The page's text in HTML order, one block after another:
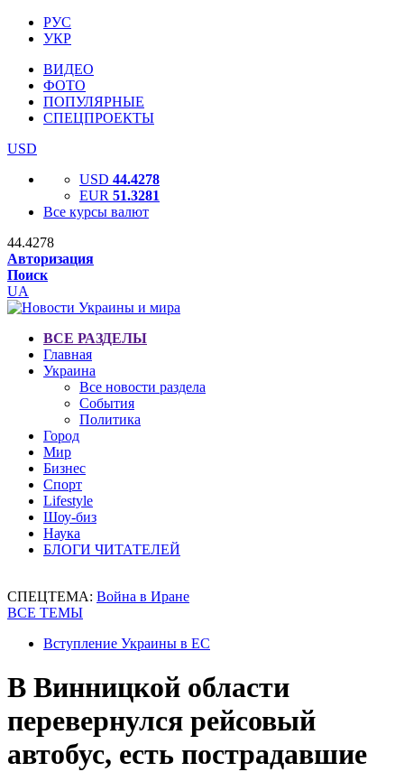
РУС
УКР
ВИДЕО
ФОТО
ПОПУЛЯРНЫЕ
СПЕЦПРОЕКТЫ
USD
USD 44.4278
EUR 51.3281
Все курсы валют
44.4278
Авторизация
Поиск
UA
ВСЕ РАЗДЕЛЫ
Главная
Украина
Все новости раздела
События
Политика
Город
Мир
Бизнес
Спорт
Lifestyle
Шоу-биз
Наука
БЛОГИ ЧИТАТЕЛЕЙ
СПЕЦТЕМА: Война в Иране
ВСЕ ТЕМЫ
Вступление Украины в ЕС
В Винницкой области
перевернулся рейсовый
автобус, есть пострадавшие